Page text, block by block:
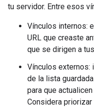
tu servidor. Entre esos
Vínculos internos:
URL que creaste
que se dirigen a
Vínculos externos:
de la lista
para que
Considera